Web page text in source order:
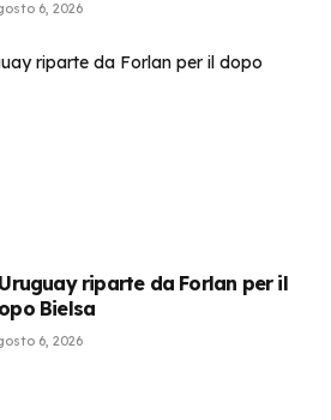
6, 2026
riparte da Forlan per il
Bielsa
6, 2026